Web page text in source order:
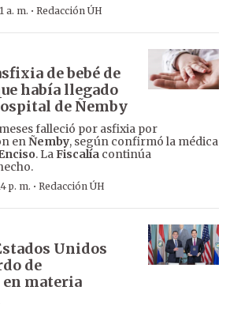
a. m. · Redacción ÚH
de bebé de
había llegado
de Ñemby
falleció por asfixia por
enÑemby, según confirmó la médica
. LaFiscalía continúa
p. m. · Redacción ÚH
Unidos
de
materia